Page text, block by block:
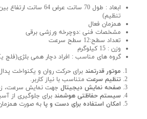
تنظیم)
همزمان فعال
مشخصات فنی :دوچرخه ورزشی برقی
تعداد سطح:12 سطح سرعت
وزن : 15 کیلوگرم
گروه های مناسب : افراد دچار همی بلژی(فلج
موتور قدرتمند برای حرکت روان و یکنواخت
تنظیم سرعت متناسب با نیاز کاربر.
صفحه نمایش دیجیتال جهت نمایش سرعت،
سیستم حفاظتی هوشمند برای جلوگیری از
امکان استفاده برای دست و پا به صورت